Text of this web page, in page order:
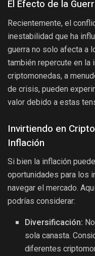
El Efecto de la
Recientemente, el
inestabilidad que ha
guerra no solo afecta a
también repercute en la
criptomonedas, a
de crisis, pueden
valor debido a estas
Invirtiendo en
Inflación
Si bien la inflación
oportunidades para los
navegar el mercado.
podrías considerar:
Diversificación:
sola canasta.
diferentes